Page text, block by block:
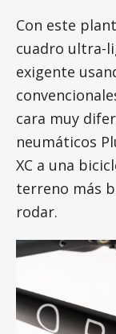
Con este
cuadro ultra-
exigente
cara muy
neumáticos
XC a una
terreno más
rodar.